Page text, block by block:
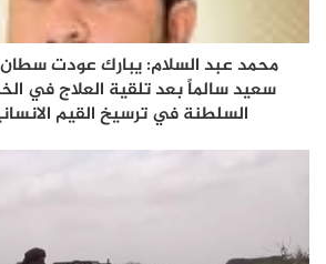
محمد عبد السلام: يبارك عودت
سعيد سالماً بعد تلقية العلاج في
السلطنة في ترسيخ القيم